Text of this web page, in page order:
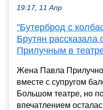
19:17, 11 Апр
"Бутерброд с
Брутян
Прилучным в
Жена Павла
вместе с супругом
Большом театре, но
впечатлением